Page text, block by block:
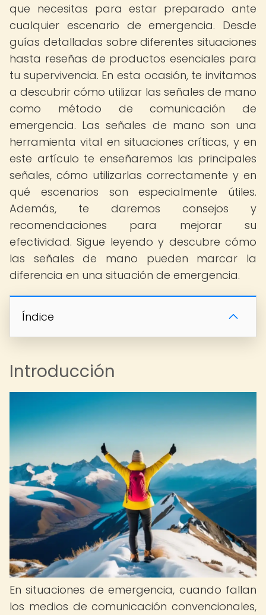
que necesitas para estar preparado ante
cualquier escenario de emergencia. Desde
guías detalladas sobre diferentes situaciones
hasta reseñas de productos esenciales para
tu supervivencia. En esta ocasión, te invitamos
a descubrir cómo utilizar las señales de mano
como método de comunicación de
emergencia. Las señales de mano son una
herramienta vital en situaciones críticas, y en
este artículo te enseñaremos las principales
señales, cómo utilizarlas correctamente y en
qué escenarios son especialmente útiles.
Además, te daremos consejos y
recomendaciones para mejorar su
efectividad. Sigue leyendo y descubre cómo
las señales de mano pueden marcar la
diferencia en una situación de emergencia.
Índice
Introducción
En situaciones de emergencia, cuando fallan
los medios de comunicación convencionales,